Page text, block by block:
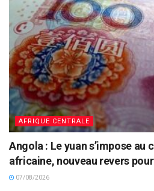
AFRIQUE CENTRALE
Angola : Le yuan s’impose
africaine, nouveau revers
07/08/2026